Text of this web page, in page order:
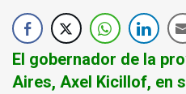
El gobernador de la
Aires, Axel Kicillof, en